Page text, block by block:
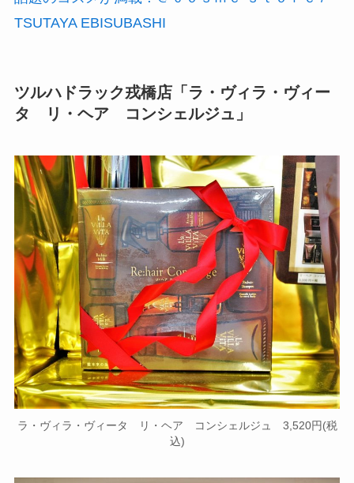
TSUTAYA EBISUBASHI
ツルハドラック戎橋店「ラ・ヴィラ・ヴィー
タ リ・ヘア コンシェルジュ」
ラ・ヴィラ・ヴィータ リ・ヘア コンシェルジュ 3,520円(税
込)